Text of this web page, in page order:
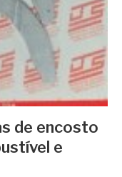
de encosto
e